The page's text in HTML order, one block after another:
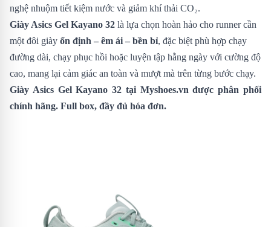
nghệ nhuộm tiết kiệm nước và giảm khí thải CO₂.
Giày Asics Gel Kayano 32 là lựa chọn hoàn hảo cho runner cần
một đôi giày ổn định – êm ái – bền bỉ, đặc biệt phù hợp chạy
đường dài, chạy phục hồi hoặc luyện tập hằng ngày với cường độ
cao, mang lại cảm giác an toàn và mượt mà trên từng bước chạy.
Giày Asics Gel Kayano 32 tại Myshoes.vn được phân phối
chính hãng. Full box, đầy đủ hóa đơn.